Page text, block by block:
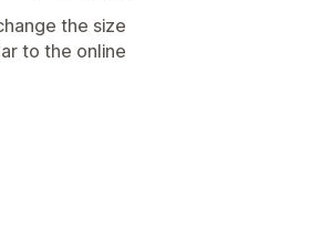
the size
to the online